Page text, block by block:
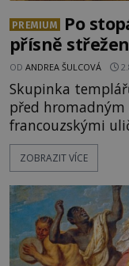
PREMIUM
Po
přísně
OD ANDREA ŠULCOVÁ
Skupinka
před
francouzskými
přístavu. Jeden z
tajemným obsahem. Kapitán lodi už na
vyplouváme,“
kapitáne?“ zeptá
ZOBRAZIT VÍCE